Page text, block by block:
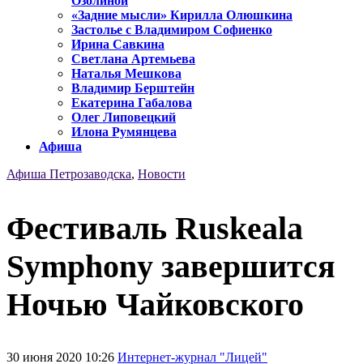
«Задние мысли» Кирилла Олюшкина
Застолье с Владимиром Софиенко
Ирина Савкина
Светлана Артемьева
Наталья Мешкова
Владимир Берштейн
Екатерина Габалова
Олег Липовецкий
Илона Румянцева
Афиша
Афиша Петрозаводска, Новости
Фестиваль Ruskeala
Symphony завершится
Ночью Чайковского
30 июня 2020 10:26 Интернет-журнал "Лицей"